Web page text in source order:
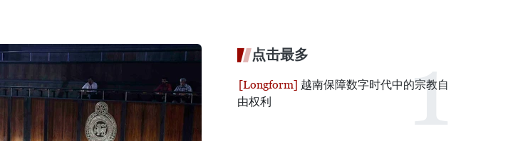
点击最多
越南保障数字时代中的宗教自
由权利